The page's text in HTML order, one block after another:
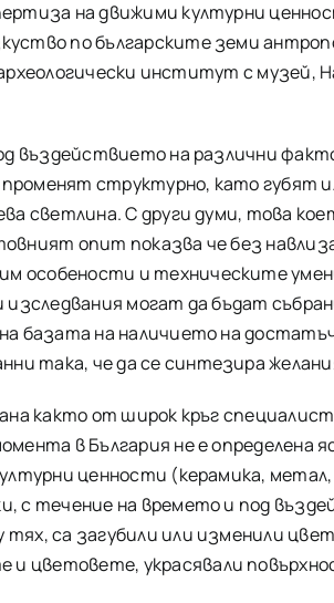
на движими културни
по българските земи
институт с музей,
въздействието на различни
структурно, като губят
светлина. С други думи, това
опит показва че без
особености и техническите
могат да бъдат
базата на наличието на
така, че да се синтезира
както от широк кръг
в България не е определена
ценности (керамика,
течение на времето и под
са загубили или изменили
цветовете, украсявали